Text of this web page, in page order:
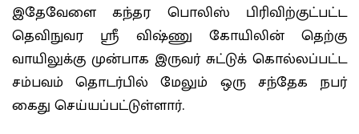
இதேவேளை கந்தர பொலிஸ் பிரிவிற்குட்பட்ட
தெவிநுவர ஶ்ரீ விஷ்ணு கோயிலின் தெற்கு
வாயிலுக்கு முன்பாக இருவர் சுட்டுக் கொல்லப்பட்ட
சம்பவம் தொடர்பில் மேலும் ஒரு சந்தேக நபர்
கைது செய்யப்பட்டுள்ளார்.